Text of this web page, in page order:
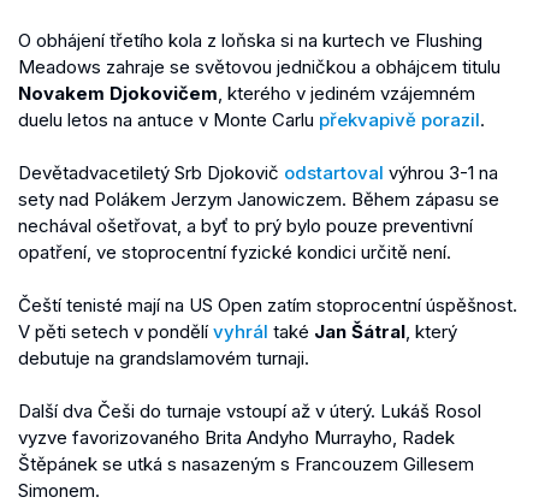
O obhájení třetího kola z loňska si na kurtech ve Flushing
Meadows zahraje se světovou jedničkou a obhájcem titulu
Novakem Djokovičem, kterého v jediném vzájemném
duelu letos na antuce v Monte Carlu překvapivě porazil.
Devětadvacetiletý Srb Djokovič odstartoval výhrou 3-1 na
sety nad Polákem Jerzym Janowiczem. Během zápasu se
nechával ošetřovat, a byť to prý bylo pouze preventivní
opatření, ve stoprocentní fyzické kondici určitě není.
Čeští tenisté mají na US Open zatím stoprocentní úspěšnost.
V pěti setech v pondělí vyhrál také Jan Šátral, který
debutuje na grandslamovém turnaji.
Další dva Češi do turnaje vstoupí až v úterý. Lukáš Rosol
vyzve favorizovaného Brita Andyho Murrayho, Radek
Štěpánek se utká s nasazeným s Francouzem Gillesem
Simonem.